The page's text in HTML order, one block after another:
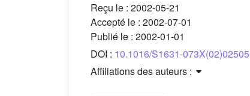
Reçu le : 2002-05-21
Accepté le : 2002-07-01
Publié le : 2002-01-01
DOI : 10.1016/S1631-
Affiliations des auteurs :